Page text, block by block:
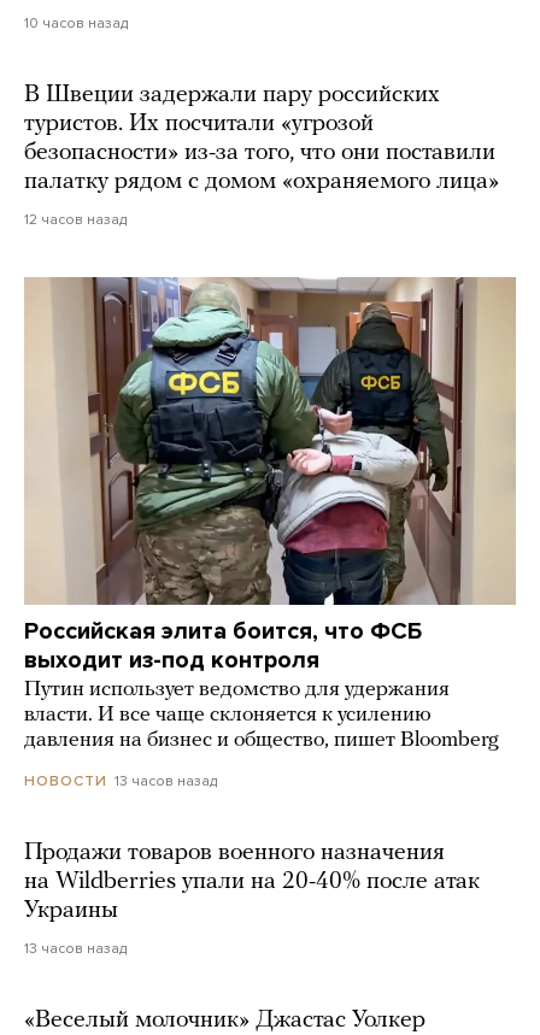
10 часов назад
В Швеции задержали пару российских
туристов. Их посчитали «угрозой
безопасности» из-за того, что они поставили
палатку рядом с домом «охраняемого лица»
12 часов назад
Российская элита боится, что ФСБ
выходит из-под контроля
Путин использует ведомство для удержания
власти. И все чаще склоняется к усилению
давления на бизнес и общество, пишет Bloomberg
НОВОСТИ 13 часов назад
Продажи товаров военного назначения
на Wildberries упали на 20-40% после атак
Украины
13 часов назад
«Веселый молочник» Джастас Уолкер